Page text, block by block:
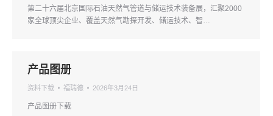
第二十六届北京国际石油天然气管道与储运技术装备展，汇聚2000
家全球顶尖企业、覆盖天然气勘探开发、储运技术、智…
产品图册
资料下载 福瑞德 2026年3月24日
产品图册下载